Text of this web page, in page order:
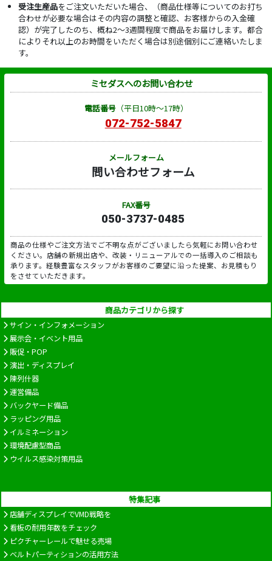
受注生産品をご注文いただいた場合、（商品仕様等についてのお打ち
合わせが必要な場合はその内容の調整と確認、お客様からの入金確
認）が完了したのち、概ね2～3週間程度で商品をお届けします。都合
によりそれ以上のお時間をいただく場合は別途個別にご連絡いたしま
す。
ミセダスへのお問い合わせ
電話番号（平日10時～17時）
072-752-5847
メールフォーム
問い合わせフォーム
FAX番号
050-3737-0485
商品の仕様やご注文方法でご不明な点がございましたら気軽にお問い合わせ
ください。店舗の新規出店や、改装・リニューアルでの一括導入のご相談も
承ります。経験豊富なスタッフがお客様のご要望に沿った提案、お見積もり
をさせていただきます。
商品カテゴリから探す
サイン・インフォメーション
展示会・イベント用品
販促・POP
演出・ディスプレイ
陳列什器
運営備品
バックヤード備品
ラッピング用品
イルミネーション
環境配慮型商品
ウイルス感染対策用品
特集記事
店舗ディスプレイでVMD戦略を
看板の耐用年数をチェック
ピクチャーレールで魅せる売場
ベルトパーティションの活用方法